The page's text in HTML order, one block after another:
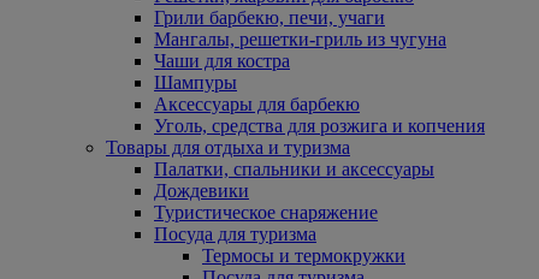
Грили барбекю, печи, учаги
Мангалы, решетки-гриль из чугуна
Чаши для костра
Шампуры
Аксессуары для барбекю
Уголь, средства для розжига и копчения
Товары для отдыха и туризма
Палатки, спальники и аксессуары
Дождевики
Туристическое снаряжение
Посуда для туризма
Термосы и термокружки